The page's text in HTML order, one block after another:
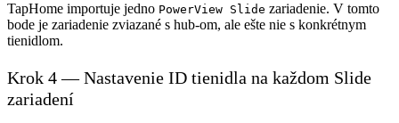
TapHome importuje jedno PowerView Slide zariadenie. V tomto
bode je zariadenie zviazané s hub-om, ale ešte nie s konkrétnym
tienidlom.
Krok 4 — Nastavenie ID tienidla na každom Slide
zariadení